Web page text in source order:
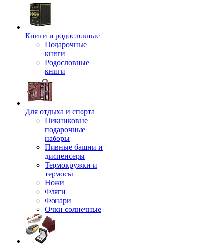
Книги и родословные
Подарочные
книги
Родословные
книги
Для отдыха и спорта
Пикниковые
подарочные
наборы
Пивные башни и
диспенсеры
Термокружки и
термосы
Ножи
Фляги
Фонари
Очки солнечные